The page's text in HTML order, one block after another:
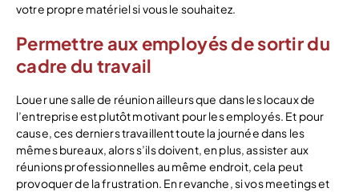
votre propre matériel si vous le souhaitez.
Permettre aux employés de sortir du
cadre du travail
Louer une salle de réunion ailleurs que dans les locaux de
l’entreprise est plutôt motivant pour les employés. Et pour
cause, ces derniers travaillent toute la journée dans les
mêmes bureaux, alors s’ils doivent, en plus, assister aux
réunions professionnelles au même endroit, cela peut
provoquer de la frustration. En revanche, si vos meetings et